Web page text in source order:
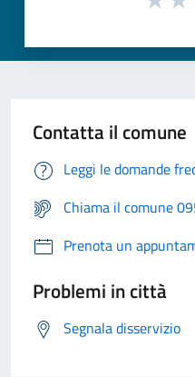
Contatta il comune
Leggi le domande
Chiama il comune
Prenota un
Problemi in città
Segnala disservizio